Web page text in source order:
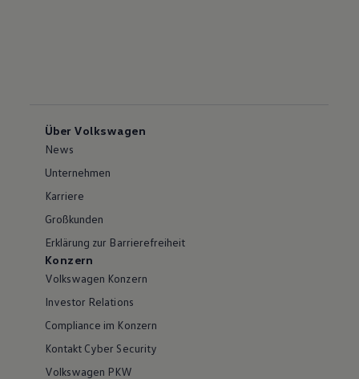
Über Volkswagen
News
Unternehmen
Karriere
Großkunden
Erklärung zur Barrierefreiheit
Konzern
Volkswagen Konzern
Investor Relations
Compliance im Konzern
Kontakt Cyber Security
Volkswagen PKW